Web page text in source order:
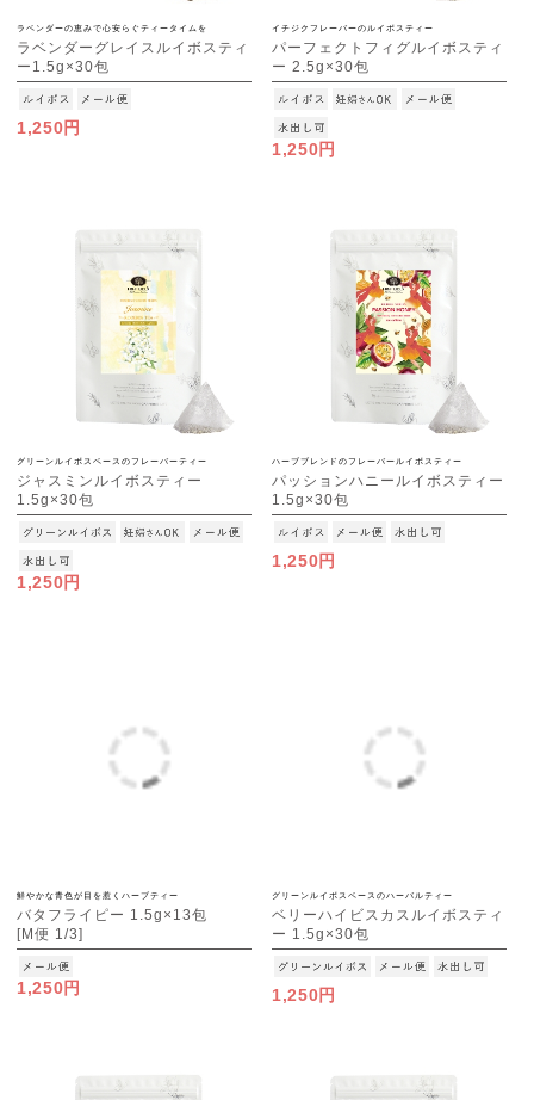
ラベンダーの恵みで心安らぐティータイムを
ラベンダーグレイスルイボスティ
ー1.5g×30包
[M便 1/3]
1,250円
イチジクフレーバーのルイボスティー
パーフェクトフィグルイボスティ
ー 2.5g×30包
[M便 1/3]
1,250円
グリーンルイボスベースのフレーバーティー
ジャスミンルイボスティー
1.5g×30包
[M便 1/3]
1,250円
ハーブブレンドのフレーバールイボスティー
パッションハニールイボスティー
1.5g×30包
[M便 1/3]
1,250円
鮮やかな青色が目を惹くハーブティー
バタフライピー 1.5g×13包
[M便 1/3]
1,250円
グリーンルイボスベースのハーバルティー
ベリーハイビスカスルイボスティ
ー 1.5g×30包
[M便 1/3]
1,250円